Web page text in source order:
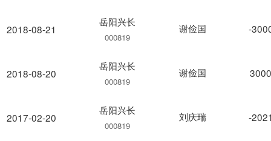
2018-08-21
2018-08-20
2017-02-20
岳阳兴长
000819
谢俭国 -
岳阳兴长
000819
谢俭国
岳阳兴长
000819
刘庆瑞 -